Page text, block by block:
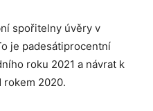
spořitelny úvěry v
je padesátiprocentní
roku 2021 a návrat k
2020.